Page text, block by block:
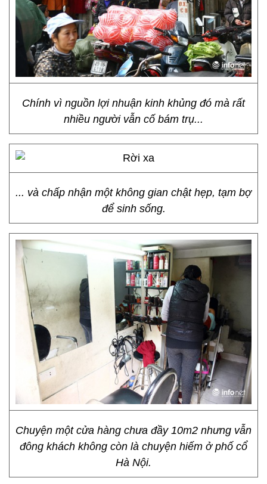
Chính vì nguồn lợi nhuận kinh khủng đó mà rất
nhiều người vẫn cố bám trụ...
... và chấp nhận một không gian chật hẹp, tạm bợ
để sinh sống.
Chuyện một cửa hàng chưa đầy 10m2 nhưng vẫn
đông khách không còn là chuyện hiếm ở phố cổ
Hà Nội.